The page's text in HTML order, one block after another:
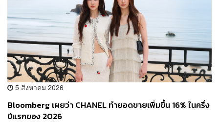
5 สิงหาคม 2026
Bloomberg เผยว่า CHANEL ทำยอดขายเพิ่มขึ้น 16% ในครึ่ง
ปีแรกของ 2026